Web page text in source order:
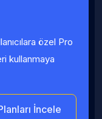
özel Pro
kullanmaya
İncele